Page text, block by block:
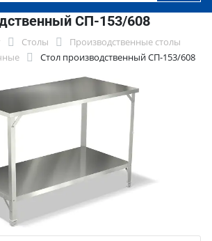
СП-153/608
Столы
Производственные столы
Стол производственный СП-153/608